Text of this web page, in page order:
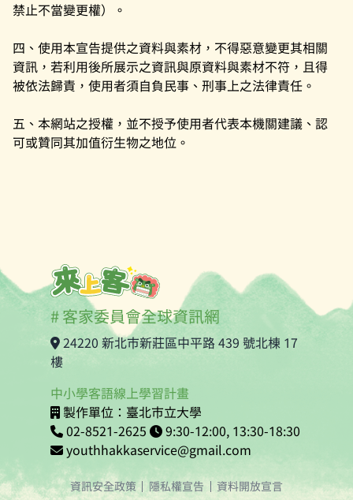
禁止不當變更權）。
四、使用本宣告提供之資料與素材，不得惡意變更其相關
資訊，若利用後所展示之資訊與原資料與素材不符，且得
被依法歸責，使用者須自負民事、刑事上之法律責任。
五、本網站之授權，並不授予使用者代表本機關建議、認
可或贊同其加值衍生物之地位。
# 客家委員會全球資訊網
24220 新北市新莊區中平路 439 號北棟 17
樓
中小學客語線上學習計畫
製作單位：臺北市立大學
02-8521-2625
9:30-12:00, 13:30-18:30
youthhakkaservice@gmail.com
資訊安全政策 隱私權宣告 資料開放宣言